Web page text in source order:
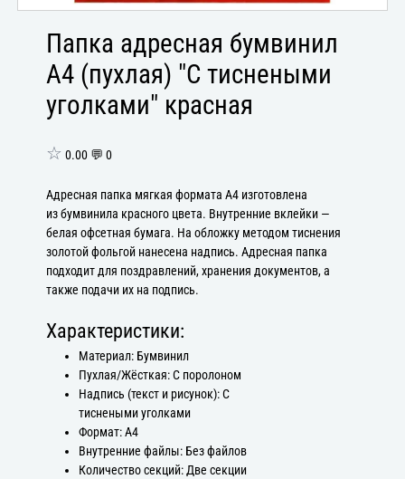
Папка адресная бумвинил
А4 (пухлая) "С тиснеными
уголками" красная
☆ 0.00 💬 0
Адресная папка мягкая формата А4 изготовлена
из бумвинила красного цвета. Внутренние вклейки —
белая офсетная бумага. На обложку методом тиснения
золотой фольгой нанесена надпись. Адресная папка
подходит для поздравлений, хранения документов, а
также подачи их на подпись.
Характеристики:
Материал: Бумвинил
Пухлая/Жёсткая: С поролоном
Надпись (текст и рисунок): С
тиснеными уголками
Формат: А4
Внутренние файлы: Без файлов
Количество секций: Две секции